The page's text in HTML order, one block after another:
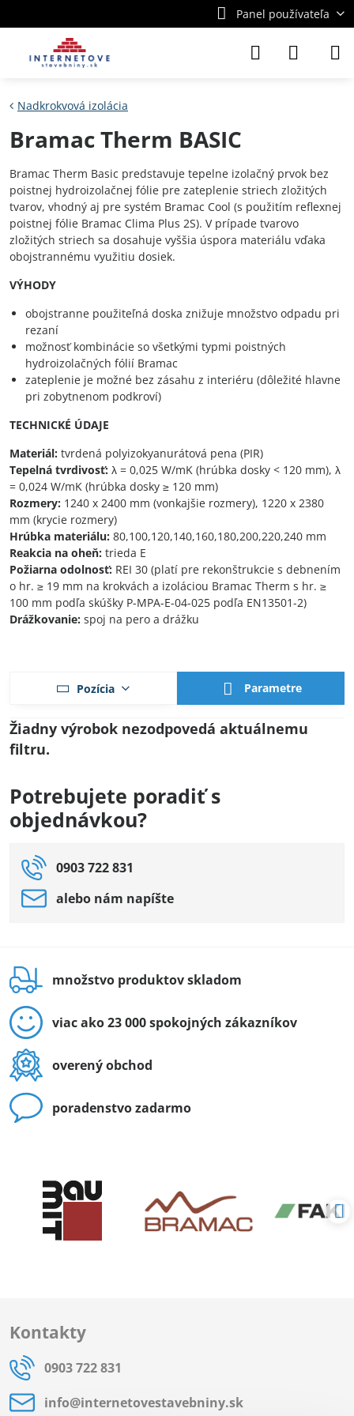
Panel používateľa
Nadkrokvová izolácia
Bramac Therm BASIC
Bramac Therm Basic predstavuje tepelne izolačný prvok bez
poistnej hydroizolačnej fólie pre zateplenie striech zložitých
tvarov, vhodný aj pre systém Bramac Cool (s použitím reflexnej
poistnej fólie Bramac Clima Plus 2S). V prípade tvarovo
zložitých striech sa dosahuje vyššia úspora materiálu vďaka
obojstrannému využitiu dosiek.
VÝHODY
obojstranne použiteľná doska znižuje množstvo odpadu pri
rezaní
možnosť kombinácie so všetkými typmi poistných
hydroizolačných fólií Bramac
zateplenie je možné bez zásahu z interiéru (dôležité hlavne
pri zobytnenom podkroví)
TECHNICKÉ ÚDAJE
Materiál: tvrdená polyizokyanurátová pena (PIR)
Tepelná tvrdivosť: λ = 0,025 W/mK (hrúbka dosky < 120 mm), λ
= 0,024 W/mK (hrúbka dosky ≥ 120 mm)
Rozmery: 1240 x 2400 mm (vonkajšie rozmery), 1220 x 2380
mm (krycie rozmery)
Hrúbka materiálu: 80,100,120,140,160,180,200,220,240 mm
Reakcia na oheň: trieda E
Požiarna odolnosť: REI 30 (platí pre rekonštrukcie s debnením
o hr. ≥ 19 mm na krokvách a izoláciou Bramac Therm s hr. ≥
100 mm podľa skúšky P-MPA-E-04-025 podľa EN13501-2)
Drážkovanie: spoj na pero a drážku
Pozícia Parametre
Potrebujete poradiť s
objednávkou?
0903 722 831
alebo nám napíšte
množstvo produktov skladom
viac ako 23 000 spokojných zákazníkov
overený obchod
poradenstvo zadarmo
Kontakty
0903 722 831
info​@internetovestavebniny​.sk